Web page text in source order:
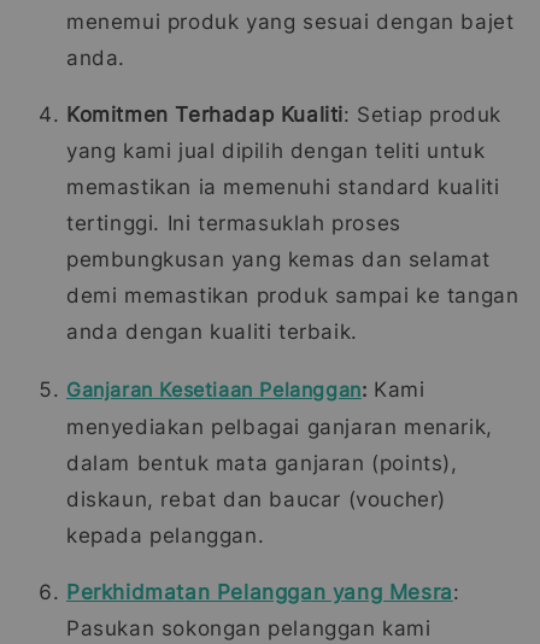
menemui produk yang sesuai dengan bajet
anda.
Komitmen Terhadap Kualiti: Setiap produk
yang kami jual dipilih dengan teliti untuk
memastikan ia memenuhi standard kualiti
tertinggi. Ini termasuklah proses
pembungkusan yang kemas dan selamat
demi memastikan produk sampai ke tangan
anda dengan kualiti terbaik.
Ganjaran Kesetiaan Pelanggan: Kami
menyediakan pelbagai ganjaran menarik,
dalam bentuk mata ganjaran (points),
diskaun, rebat dan baucar (voucher)
kepada pelanggan.
Perkhidmatan Pelanggan yang Mesra:
Pasukan sokongan pelanggan kami